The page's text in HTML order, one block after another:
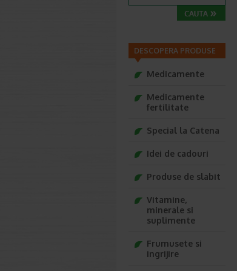
DESCOPERA PRODUSE
Medicamente
Medicamente
fertilitate
Special la Catena
Idei de cadouri
Produse de slabit
Vitamine,
minerale si
suplimente
Frumusete si
ingrijire